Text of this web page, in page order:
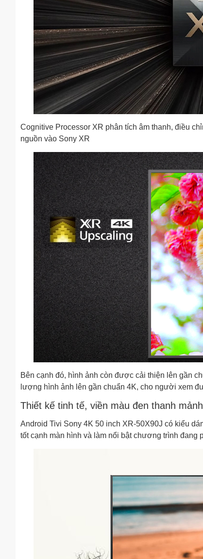
Cognitive Processor XR phân tích âm thanh, điều
nguồn vào Sony XR
Bên cạnh đó, hình ảnh còn được cải thiện lên gần
lượng hình ảnh lên gần chuẩn 4K, cho người xem
Thiết kế tinh tế, viền màu đen thanh mảnh
Android Tivi Sony 4K 50 inch XR-50X90J có kiểu
tốt cạnh màn hình và làm nổi bật chương trình đang